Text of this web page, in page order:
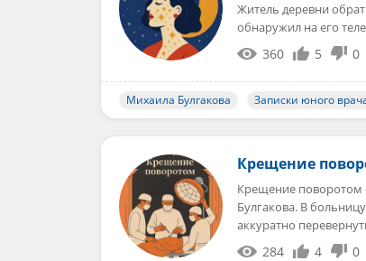
Житель деревни
обнаружил на его
360 5 0
Михаила Булгакова Записки юного
Крещение
Крещение поворотом
Булгакова. В
аккуратно
284 4 0